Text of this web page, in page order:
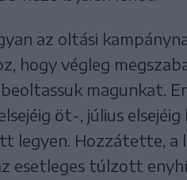
az oltási
hogy végleg
magunkat.
öt-, július
legyen. Hozzátette, a
esetleges túlzott